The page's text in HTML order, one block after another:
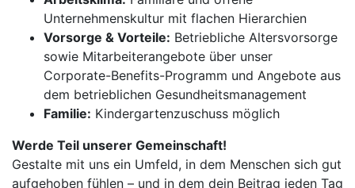
Unternehmenskultur mit flachen Hierarchien
Vorsorge & Vorteile: Betriebliche Altersvorsorge
sowie Mitarbeiterangebote über unser
Corporate-Benefits-Programm und Angebote aus
dem betrieblichen Gesundheitsmanagement
Familie: Kindergartenzuschuss möglich
Werde Teil unserer Gemeinschaft!
Gestalte mit uns ein Umfeld, in dem Menschen sich gut
aufgehoben fühlen – und in dem dein Beitrag jeden Tag